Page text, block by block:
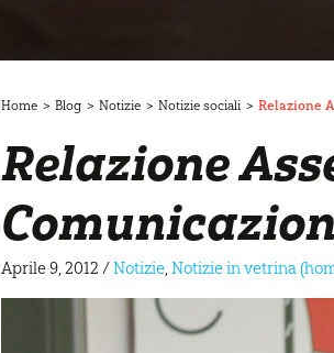
Home > Blog > Notizie > Notizie sociali > Relazione
Relazione
Aprile 9, 2012 /Notizie,Notizie in vetrina